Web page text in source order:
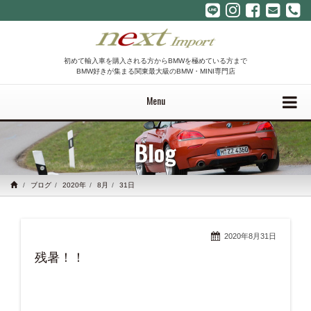
初めて輸入車を購入される方からBMWを極めている方まで
BMW好きが集まる関東最大級のBMW・MINI専門店
Menu
Blog
ブログ 2020年 8月 31日
2020年8月31日
残暑！！